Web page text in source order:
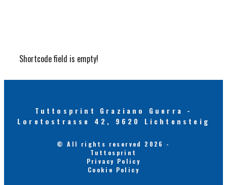
Shortcode field is empty!
Tuttosprint Graziano Guerra -
Loretostrasse 42, 9620 Lichtensteig
© All rights reserved 2026 -
Tuttosprint
Privacy Policy
Cookie Policy